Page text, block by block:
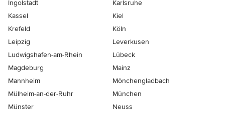
Ingolstadt
Karlsruhe
Kassel
Kiel
Krefeld
Köln
Leipzig
Leverkusen
Ludwigshafen-am-Rhein
Lübeck
Magdeburg
Mainz
Mannheim
Mönchen­gladbach
Mülheim-an-der-Ruhr
München
Münster
Neuss